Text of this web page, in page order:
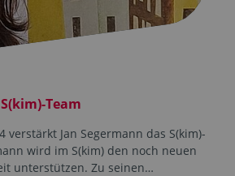
Team
verstärkt Jan Segermann das S(kim)-
wird im S(kim) den noch neuen
unterstützen. Zu seinen…